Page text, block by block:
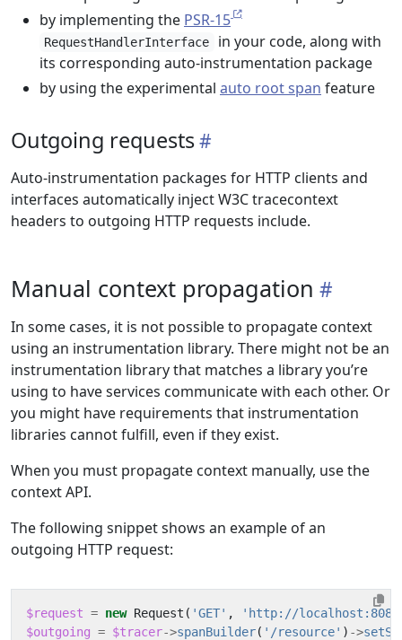
by implementing the PSR-15
RequestHandlerInterface
in your code, along with
its corresponding auto-instrumentation package
by using the experimental auto root span feature
Outgoing requests
Auto-instrumentation packages for HTTP clients and
interfaces automatically inject W3C tracecontext
headers to outgoing HTTP requests include.
Manual context propagation
In some cases, it is not possible to propagate context
using an instrumentation library. There might not be an
instrumentation library that matches a library you’re
using to have services communicate with each other. Or
you might have requirements that instrumentation
libraries cannot fulfill, even if they exist.
When you must propagate context manually, use the
context API.
The following snippet shows an example of an
outgoing HTTP request:
$request = new Request ( 'GET' ,
'http://
$outgoing = $tracer->spanBuilder( '/resource' ) ->